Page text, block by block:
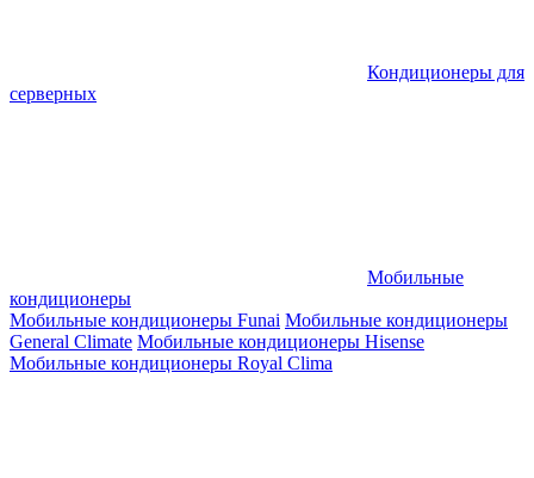
Кондиционеры для
серверных
Мобильные
кондиционеры
Мобильные кондиционеры Funai Мобильные кондиционеры
General Climate Мобильные кондиционеры Hisense
Мобильные кондиционеры Royal Clima